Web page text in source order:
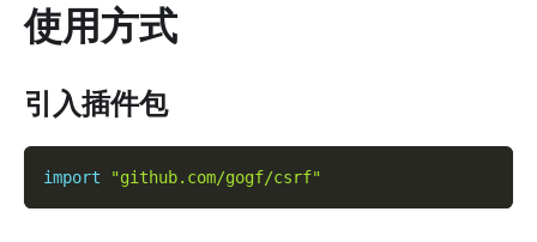
使用方式
引入插件包
import "github.com/gogf/csrf"